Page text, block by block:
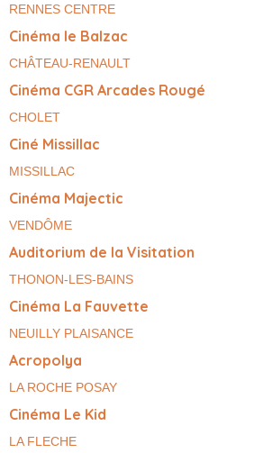
RENNES CENTRE
Cinéma le Balzac
CHÂTEAU-RENAULT
Cinéma CGR Arcades Rougé
CHOLET
Ciné Missillac
MISSILLAC
Cinéma Majectic
VENDÔME
Auditorium de la Visitation
THONON-LES-BAINS
Cinéma La Fauvette
NEUILLY PLAISANCE
Acropolya
LA ROCHE POSAY
Cinéma Le Kid
LA FLECHE